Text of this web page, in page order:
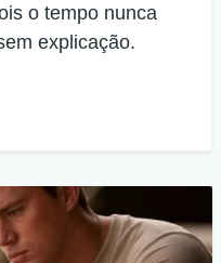
o tempo nunca
explicação.